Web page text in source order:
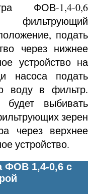
ФОВ-1,4-0,6
фильтрующий
подать
через нижнее
устройство на
насоса подать
воду в фильтр.
выбивать
зерен
через верхнее
устройство.
ФОВ 1,4-0,6 с